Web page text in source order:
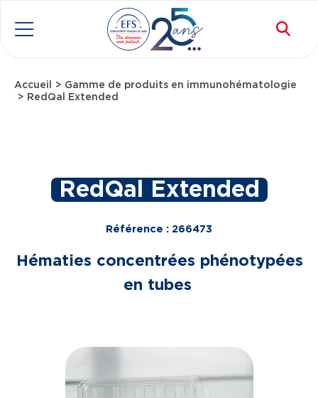
Aller au contenu principal
Fil d'Ariane
Accueil
Gamme de produits en immunohématologie
RedQal Extended
RedQal Extended
Référence : 266473
Hématies concentrées phénotypées
en tubes